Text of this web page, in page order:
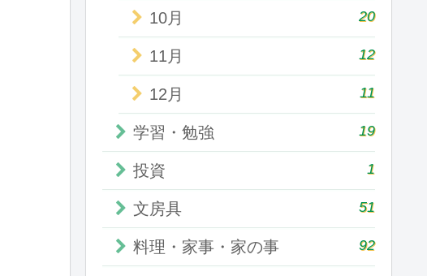
10月 20
11月 12
12月 11
学習・勉強 19
投資 1
文房具 51
料理・家事・家の事 92